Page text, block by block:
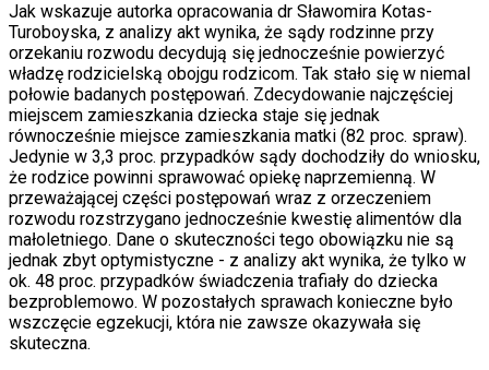
Jak wskazuje autorka opracowania dr Sławomira Kotas-
Turoboyska, z analizy akt wynika, że sądy rodzinne przy
orzekaniu rozwodu decydują się jednocześnie powierzyć
władzę rodzicielską obojgu rodzicom. Tak stało się w niemal
połowie badanych postępowań. Zdecydowanie najczęściej
miejscem zamieszkania dziecka staje się jednak
równocześnie miejsce zamieszkania matki (82 proc. spraw).
Jedynie w 3,3 proc. przypadków sądy dochodziły do wniosku,
że rodzice powinni sprawować opiekę naprzemienną. W
przeważającej części postępowań wraz z orzeczeniem
rozwodu rozstrzygano jednocześnie kwestię alimentów dla
małoletniego. Dane o skuteczności tego obowiązku nie są
jednak zbyt optymistyczne - z analizy akt wynika, że tylko w
ok. 48 proc. przypadków świadczenia trafiały do dziecka
bezproblemowo. W pozostałych sprawach konieczne było
wszczęcie egzekucji, która nie zawsze okazywała się
skuteczna.